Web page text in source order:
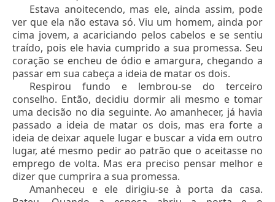
Estava anoitecendo, mas ele, ainda assim, pode
ver que ela não estava só. Viu um homem, ainda por
cima jovem, a acariciando pelos cabelos e se sentiu
traído, pois ele havia cumprido a sua promessa. Seu
coração se encheu de ódio e amargura, chegando a
passar em sua cabeça a ideia de matar os dois.
Respirou fundo e lembrou-se do terceiro
conselho. Então, decidiu dormir ali mesmo e tomar
uma decisão no dia seguinte. Ao amanhecer, já havia
passado a ideia de matar os dois, mas era forte a
ideia de deixar aquele lugar e buscar a vida em outro
lugar, até mesmo pedir ao patrão que o aceitasse no
emprego de volta. Mas era preciso pensar melhor e
dizer que cumprira a sua promessa.
Amanheceu e ele dirigiu-se à porta da casa.